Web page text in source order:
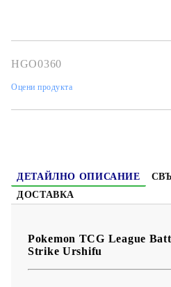
HGO0360
Оцени продукта
ДЕТАЙЛНО ОПИСАНИЕ
ДОСТАВКА
Pokemon TCG League
Strike Urshifu